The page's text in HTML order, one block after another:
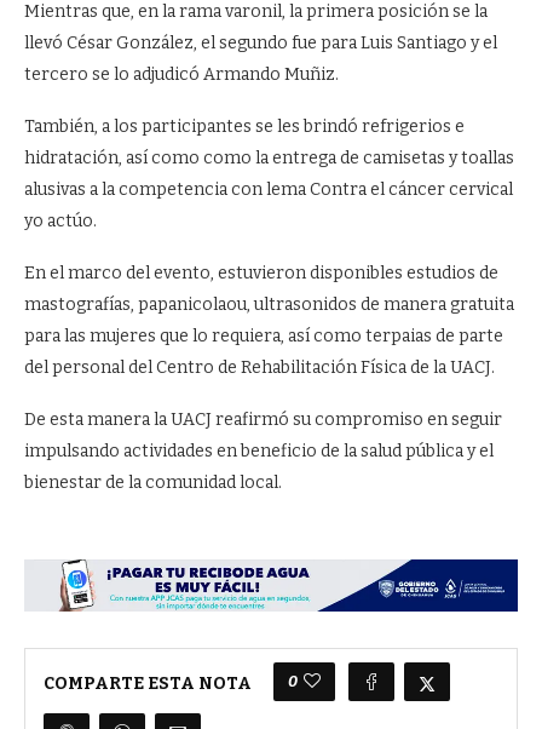
Mientras que, en la rama varonil, la primera posición se la
llevó César González, el segundo fue para Luis Santiago y el
tercero se lo adjudicó Armando Muñiz.
También, a los participantes se les brindó refrigerios e
hidratación, así como como la entrega de camisetas y toallas
alusivas a la competencia con lema Contra el cáncer cervical
yo actúo.
En el marco del evento, estuvieron disponibles estudios de
mastografías, papanicolaou, ultrasonidos de manera gratuita
para las mujeres que lo requiera, así como terpaias de parte
del personal del Centro de Rehabilitación Física de la UACJ.
De esta manera la UACJ reafirmó su compromiso en seguir
impulsando actividades en beneficio de la salud pública y el
bienestar de la comunidad local.
COMPARTE ESTA NOTA 0